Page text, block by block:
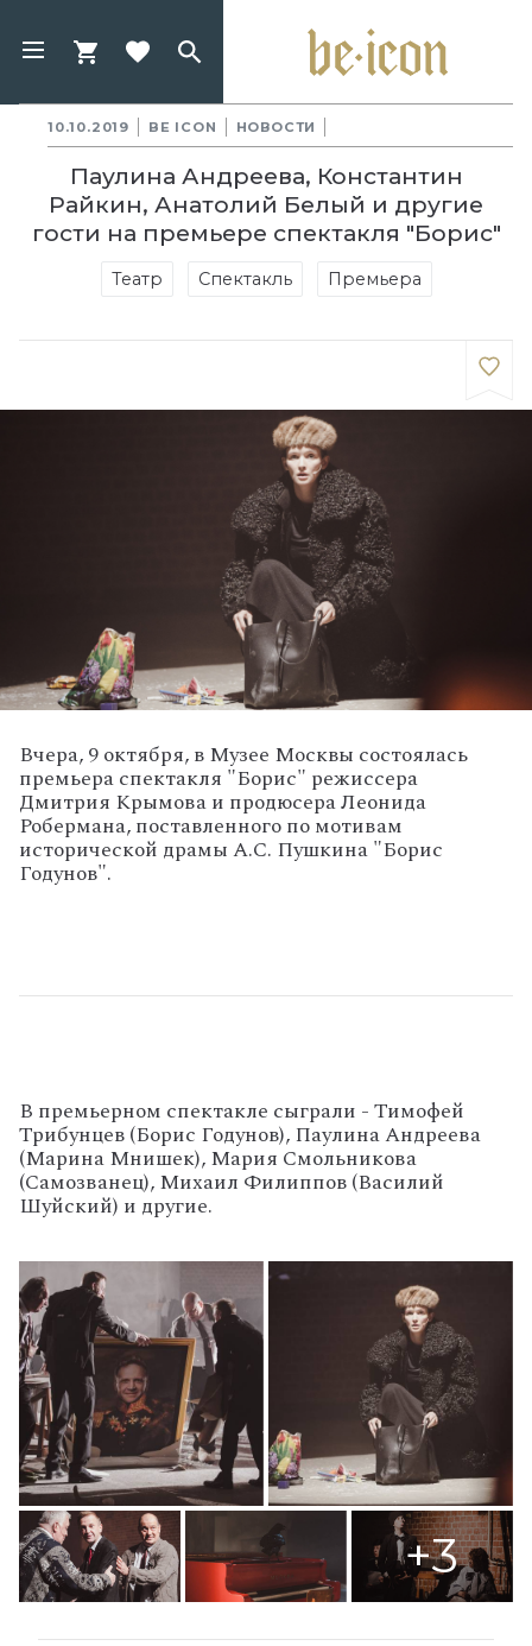
10.10.2019 BE ICON НОВОСТИ
Паулина Андреева, Константин
Райкин, Анатолий Белый и другие
гости на премьере спектакля "Борис"
Театр Спектакль Премьера
Вчера, 9 октября, в Музее Москвы состоялась
премьера спектакля "Борис" режиссера
Дмитрия Крымова и продюсера Леонида
Робермана, поставленного по мотивам
исторической драмы А.С. Пушкина "Борис
Годунов".
В премьерном спектакле сыграли - Тимофей
Трибунцев (Борис Годунов), Паулина Андреева
(Марина Мнишек), Мария Смольникова
(Самозванец), Михаил Филиппов (Василий
Шуйский) и другие.
+3